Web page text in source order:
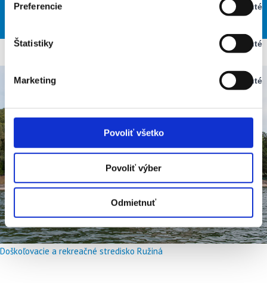
Preferencie
Vypnuté
Stav:
Štatistiky
Vypnuté
Stav:
Marketing
Vypnuté
Stav:
Povoliť všetko
Povoliť výber
Odmietnuť
29° 29°
Doškoľovacie a rekreačné stredisko Ružiná